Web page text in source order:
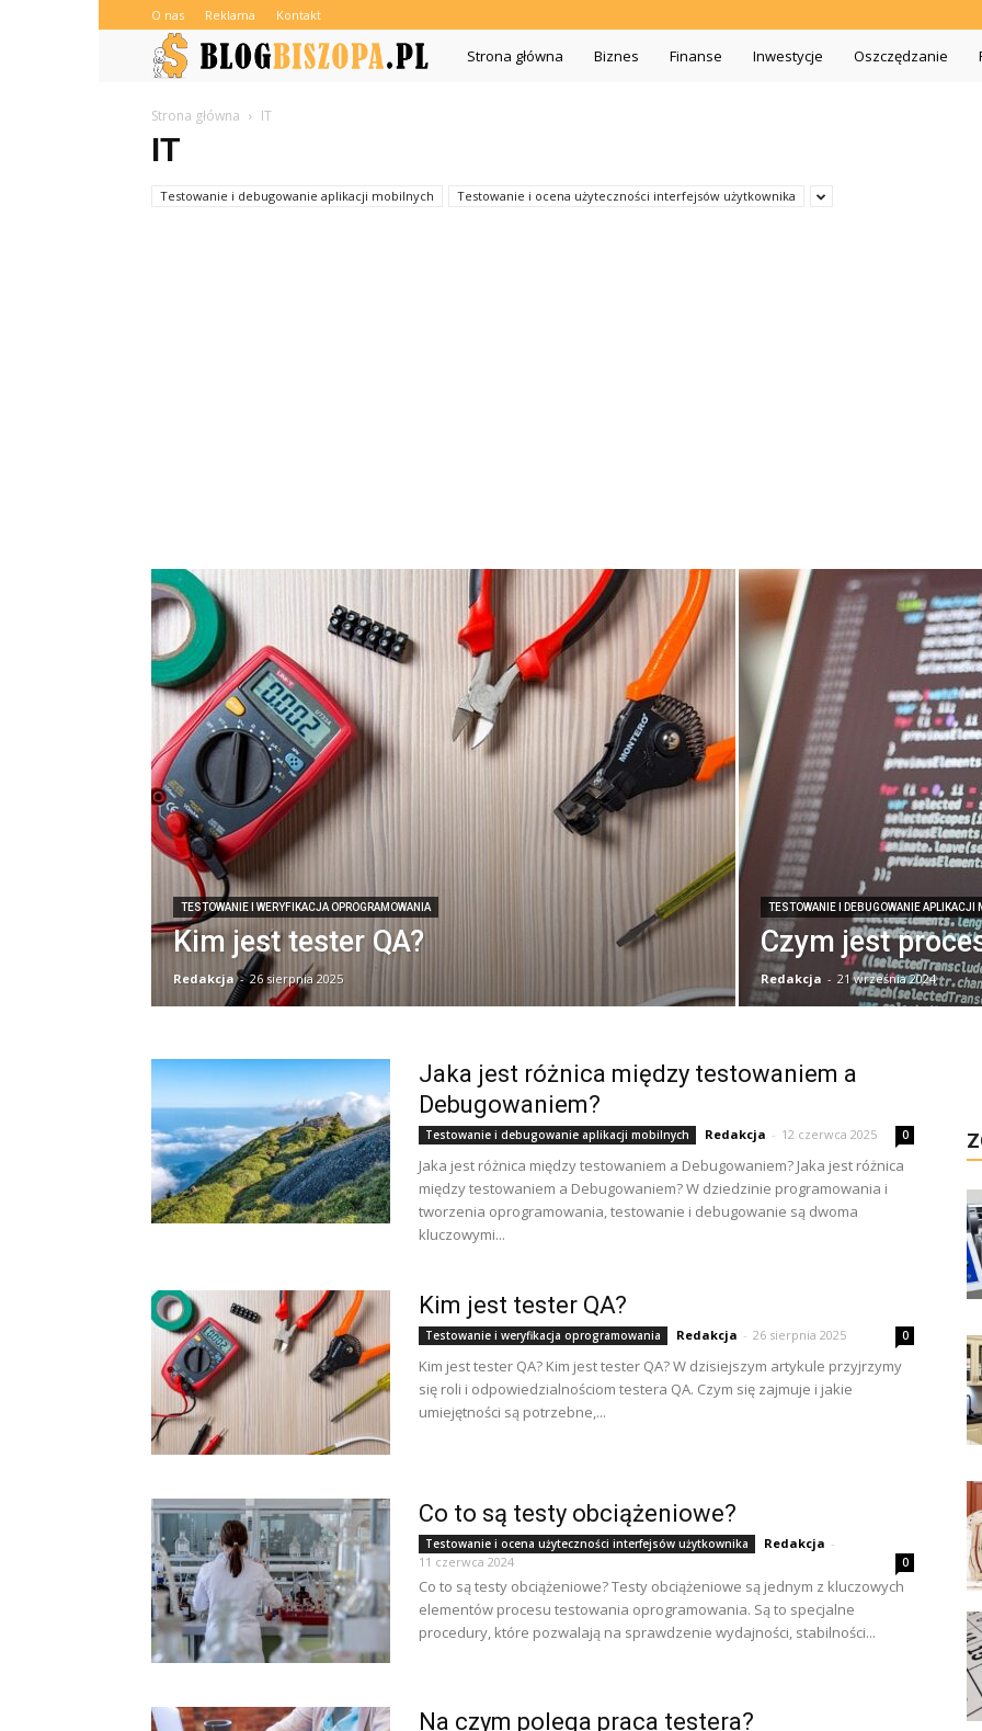
O nas Reklama Kontakt
Blogbiszopa.pl
Strona główna Biznes Finanse Inwestycje Oszczędzanie
Strona główna IT
IT
Testowanie i debugowanie aplikacji mobilnych Testowanie i ocena użyteczności interfejsów użytkownika
TESTOWANIE I WERYFIKACJA OPROGRAMOWANIA
Kim jest tester QA?
Redakcja - 26 sierpnia 2025
TESTOWANIE I DEBUGOWANIE APLIKACJI
Czym jest
Redakcja - 21 września 2024
Jaka jest różnica między testowaniem a
Debugowaniem?
Testowanie i debugowanie aplikacji mobilnych Redakcja - 12 czerwca 2025 0
Jaka jest różnica między testowaniem a Debugowaniem? Jaka jest różnica
między testowaniem a Debugowaniem? W dziedzinie programowania i
tworzenia oprogramowania, testowanie i debugowanie są dwoma
kluczowymi...
Kim jest tester QA?
Testowanie i weryfikacja oprogramowania Redakcja - 26 sierpnia 2025 0
Kim jest tester QA? Kim jest tester QA? W dzisiejszym artykule przyjrzymy
się roli i odpowiedzialnościom testera QA. Czym się zajmuje i jakie
umiejętności są potrzebne,...
Co to są testy obciążeniowe?
Testowanie i ocena użyteczności interfejsów użytkownika Redakcja -
11 czerwca 2024
0
Co to są testy obciążeniowe? Testy obciążeniowe są jednym z kluczowych
elementów procesu testowania oprogramowania. Są to specjalne
procedury, które pozwalają na sprawdzenie wydajności, stabilności...
Na czym polega praca testera?